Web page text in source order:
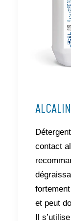
ALCALIN
contact
et peut
Il